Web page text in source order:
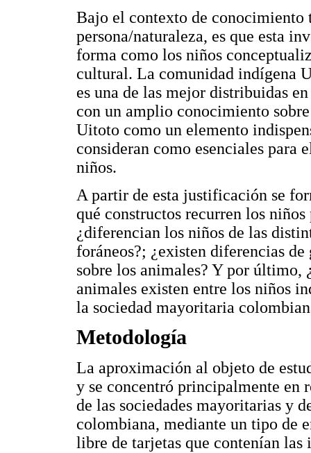
Bajo el contexto de
persona/naturaleza, es que esta
forma como los niños
cultural. La comunidad indígena
es una de las mejor distribuidas
con un amplio conocimiento
Uitoto como un elemento
consideran como esenciales
niños.
A partir de esta justificación se
qué constructos recurren los
¿diferencian los niños de las
foráneos?; ¿existen diferencias
sobre los animales? Y por último,
animales existen entre los niños
la sociedad mayoritaria
Metodología
La aproximación al objeto de
y se concentró principalmente en
de las sociedades mayoritarias y
colombiana, mediante un tipo de
libre de tarjetas que contenían las